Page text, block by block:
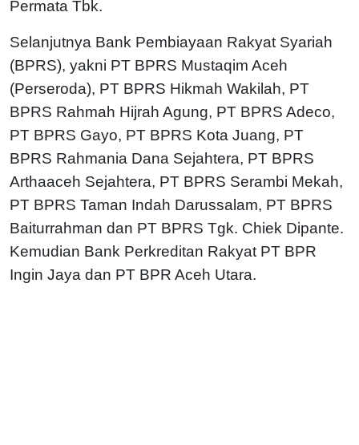
Permata Tbk.
Selanjutnya Bank Pembiayaan Rakyat Syariah
(BPRS), yakni PT BPRS Mustaqim Aceh
(Perseroda), PT BPRS Hikmah Wakilah, PT
BPRS Rahmah Hijrah Agung, PT BPRS Adeco,
PT BPRS Gayo, PT BPRS Kota Juang, PT
BPRS Rahmania Dana Sejahtera, PT BPRS
Arthaaceh Sejahtera, PT BPRS Serambi Mekah,
PT BPRS Taman Indah Darussalam, PT BPRS
Baiturrahman dan PT BPRS Tgk. Chiek Dipante.
Kemudian Bank Perkreditan Rakyat PT BPR
Ingin Jaya dan PT BPR Aceh Utara.